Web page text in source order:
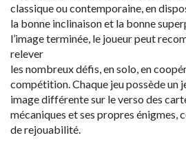
classique ou contemporaine, en
la bonne inclinaison et la bonne
l’image terminée, le joueur peut
relever
les nombreux défis, en solo, en
compétition. Chaque jeu possède un
image différente sur le verso des
mécaniques et ses propres énigmes,
de rejouabilité.